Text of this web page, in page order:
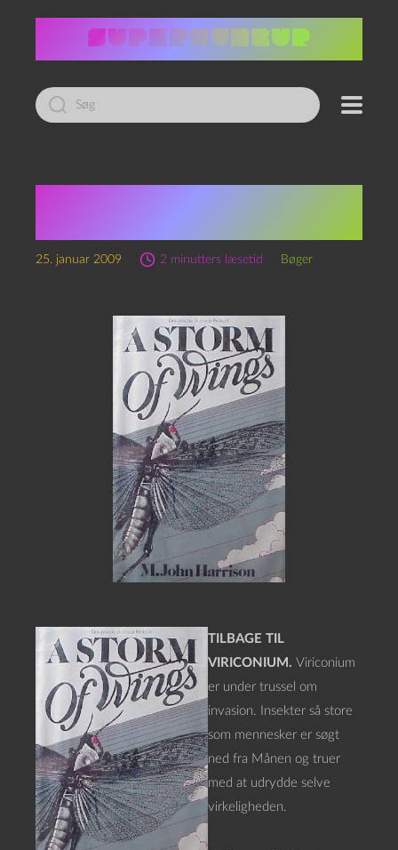
Led
efter:
25. januar 2009 2 minutters læsetid Bøger
TILBAGE TIL
VIRICONIUM. Viriconium
er under trussel om
invasion. Insekter så store
som mennesker er søgt
ned fra Månen og truer
med at udrydde selve
virkeligheden.